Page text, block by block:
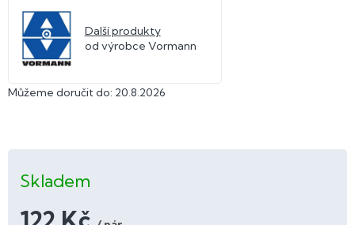
Můžeme doručit do: 20.8.2026
Skladem
Další produkty
od výrobce Vormann